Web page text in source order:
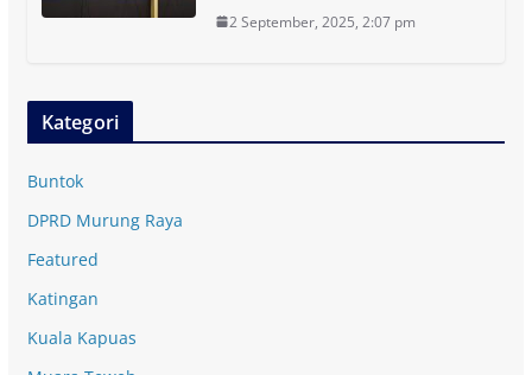
2 September, 2025, 2:07 pm
Kategori
Buntok
DPRD Murung Raya
Featured
Katingan
Kuala Kapuas